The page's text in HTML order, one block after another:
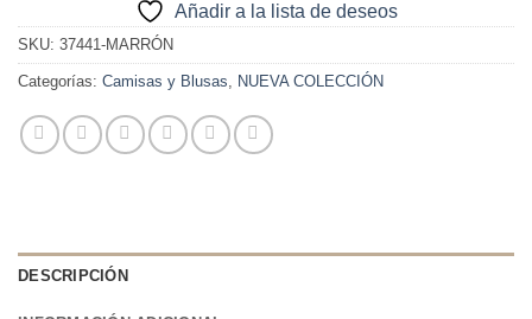
Añadir a la lista de deseos
SKU: 37441-MARRÓN
Categorías: Camisas y Blusas, NUEVA COLECCIÓN
DESCRIPCIÓN